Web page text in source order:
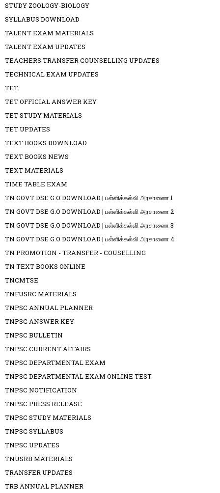
STUDY ZOOLOGY-BIOLOGY
SYLLABUS DOWNLOAD
TALENT EXAM MATERIALS
TALENT EXAM UPDATES
TEACHERS TRANSFER COUNSELLING UPDATES
TECHNICAL EXAM UPDATES
TET
TET OFFICIAL ANSWER KEY
TET STUDY MATERIALS
TET UPDATES
TEXT BOOKS DOWNLOAD
TEXT BOOKS NEWS
TEXT MATERIALS
TIME TABLE EXAM
TN GOVT DSE G.O DOWNLOAD | பள்ளிக்கல்வி அரசாணை 1
TN GOVT DSE G.O DOWNLOAD | பள்ளிக்கல்வி அரசாணை 2
TN GOVT DSE G.O DOWNLOAD | பள்ளிக்கல்வி அரசாணை 3
TN GOVT DSE G.O DOWNLOAD | பள்ளிக்கல்வி அரசாணை 4
TN PROMOTION - TRANSFER - COUSELLING
TN TEXT BOOKS ONLINE
TNCMTSE
TNFUSRC MATERIALS
TNPSC ANNUAL PLANNER
TNPSC ANSWER KEY
TNPSC BULLETIN
TNPSC CURRENT AFFAIRS
TNPSC DEPARTMENTAL EXAM
TNPSC DEPARTMENTAL EXAM ONLINE TEST
TNPSC NOTIFICATION
TNPSC PRESS RELEASE
TNPSC STUDY MATERIALS
TNPSC SYLLABUS
TNPSC UPDATES
TNUSRB MATERIALS
TRANSFER UPDATES
TRB ANNUAL PLANNER